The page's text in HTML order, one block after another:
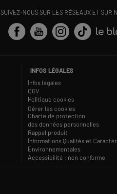
SUIVEZ-NOUS SUR LES RÉSEAUX ET SUR
INFOS LÉGALES
Infos légales
CGV
Politique cookies
Gérer les cookies
Charte de protection
des données personnelles
Rappel produit
Informations Qualités et
Environnementales
Accessibilité : non conforme